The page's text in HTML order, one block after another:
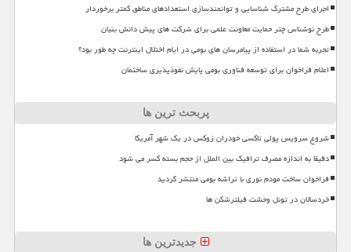
اجرای طرح مشترک شناسایی و توانمندسازی استعدادهای مناطق کمتر برخوردار
طرح نوشناس چتر حمایت معاونت علمی برای شرکت های پیش دانش بنیان
تجربه شما در استفاده از پیامرسان های بومی در ایام اختلال اینترنت چه طور بود؟
اعلام فراخوان برای توسعه فناوری بومی پایش نفوذپذیری ساختمان
پربحث ترین ها
شروع سرویس پولی تاکسی خودران زوکس در یک شهر آمریکا
دقیقا به اندازه مصرف ترافیک بین الملل از حجم بسته کسر می شود
فراخوان ساخت مودم نوری با تراشه بومی منتشر گردید
خردسالان در تونل وحشت فیلترشکن ها
جدیدترین ها